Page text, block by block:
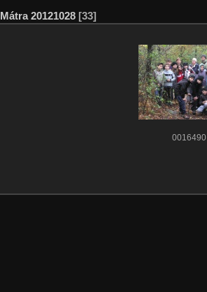
Mátra 20121028 [33]
0016490